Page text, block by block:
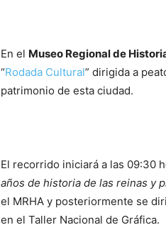
En el Museo Regional de
“Rodada Cultural” dirigida a
patrimonio de esta ciudad.
El recorrido iniciará a las 09:30
años de historia de las reinas y
el MRHA y posteriormente se
en el Taller Nacional de Gráfica.